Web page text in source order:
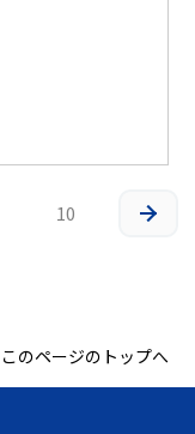
10
このページのトップへ